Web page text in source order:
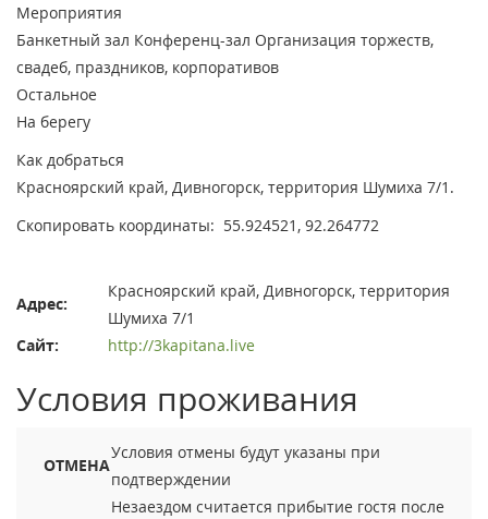
Мероприятия
Банкетный зал Конференц-зал Организация торжеств,
свадеб, праздников, корпоративов
Остальное
На берегу
Как добраться
Красноярский край, Дивногорск, территория Шумиха 7/1.
Скопировать координаты: 55.924521, 92.264772
Адрес:
Красноярский край, Дивногорск, территория
Шумиха 7/1
Сайт:
http://3kapitana.live
Условия проживания
ОТМЕНА
Условия отмены будут указаны при
подтверждении
Незаездом считается прибытие гостя после